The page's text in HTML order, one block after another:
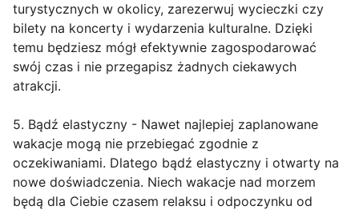
turystycznych w okolicy, zarezerwuj wycieczki czy
bilety na koncerty i wydarzenia kulturalne. Dzięki
temu będziesz mógł efektywnie zagospodarować
swój czas i nie przegapisz żadnych ciekawych
atrakcji.
5. Bądź elastyczny - Nawet najlepiej zaplanowane
wakacje mogą nie przebiegać zgodnie z
oczekiwaniami. Dlatego bądź elastyczny i otwarty na
nowe doświadczenia. Niech wakacje nad morzem
będą dla Ciebie czasem relaksu i odpoczynku od